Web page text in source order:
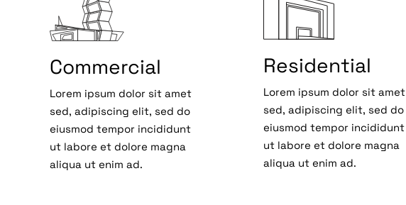
Commercial
Lorem ipsum dolor sit amet
sed, adipiscing elit, sed do
eiusmod tempor incididunt
ut labore et dolore magna
aliqua ut enim ad.
Residential
Lorem ipsum dolor sit amet
sed, adipiscing elit, sed do
eiusmod tempor incididunt
ut labore et dolore magna
aliqua ut enim ad.